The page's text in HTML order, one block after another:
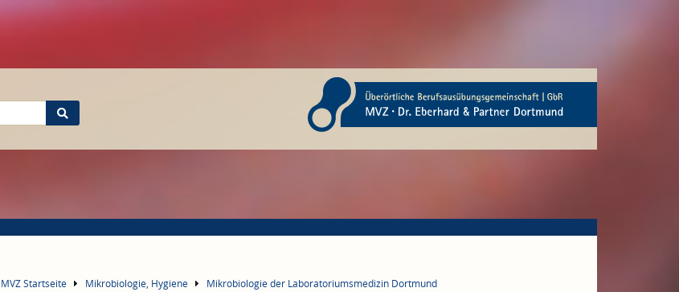
MVZ Startseite Mikrobiologie, Hygiene
Mikrobiologie der Laboratoriumsmedizin Dortmund